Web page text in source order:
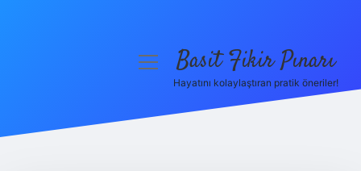
menüyüBasit Fikir Pınarı
Hayatını kolaylaştıran pratik öneriler!